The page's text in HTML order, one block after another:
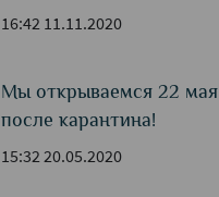
16:42 11.11.2020
Мы открываемся 22 мая
после карантина!
15:32 20.05.2020